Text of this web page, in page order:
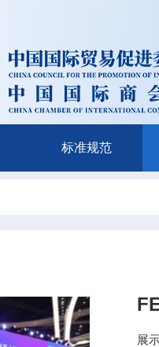
标准规范
展